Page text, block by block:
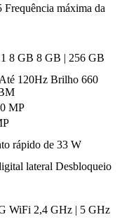
máxima da
8 GB 8 GB | 256 GB
120Hz Brilho 660
MP
rápido de 33 W
lateral Desbloqueio
WiFi 2,4 GHz | 5 GHz